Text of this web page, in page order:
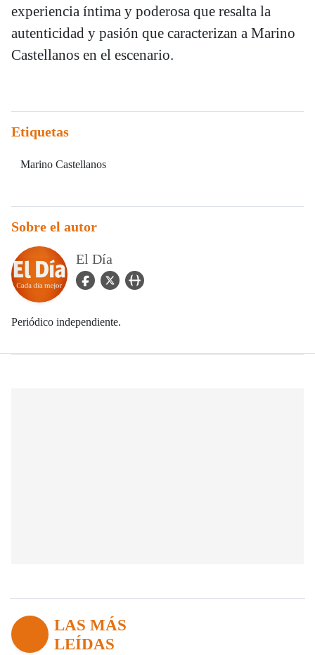
experiencia íntima y poderosa que resalta la
autenticidad y pasión que caracterizan a Marino
Castellanos en el escenario.
Etiquetas
Marino Castellanos
Sobre el autor
El Día
facebook Icon
twitter Iconuser_url Icon
Periódico independiente.
LAS MÁS
LEÍDAS